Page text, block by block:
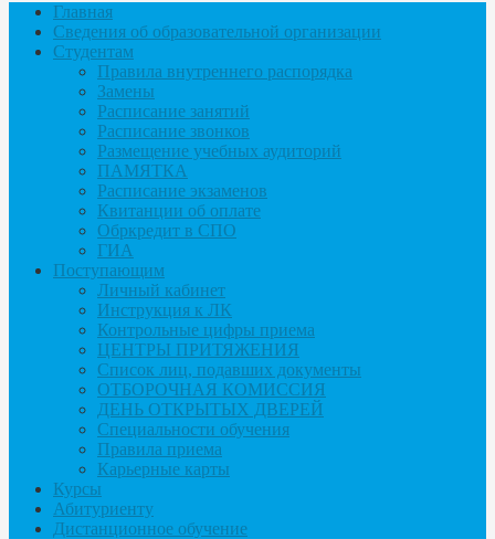
Главная
Сведения об образовательной организации
Студентам
Правила внутреннего распорядка
Замены
Расписание занятий
Расписание звонков
Размещение учебных аудиторий
ПАМЯТКА
Расписание экзаменов
Квитанции об оплате
Обркредит в СПО
ГИА
Поступающим
Личный кабинет
Инструкция к ЛК
Контрольные цифры приема
ЦЕНТРЫ ПРИТЯЖЕНИЯ
Список лиц, подавших документы
ОТБОРОЧНАЯ КОМИССИЯ
ДЕНЬ ОТКРЫТЫХ ДВЕРЕЙ
Специальности обучения
Правила приема
Карьерные карты
Курсы
Абитуриенту
Дистанционное обучение